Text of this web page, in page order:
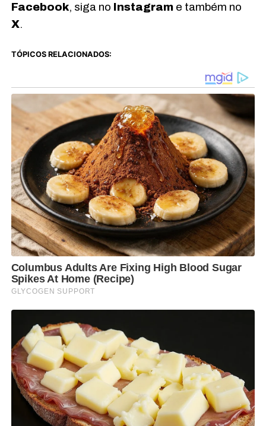
Facebook, siga no Instagrame também no
X.
TÓPICOS RELACIONADOS: